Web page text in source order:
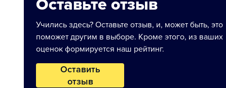
Оставьте отзыв
Учились здесь? Оставьте отзыв, и, может быть, это
поможет другим в выборе. Кроме этого, из ваших
оценок формируется наш рейтинг.
Оставить
отзыв